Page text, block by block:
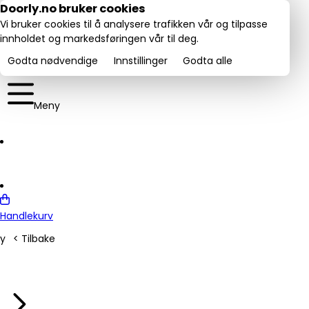
Utmerket:
4.6/5
Meny
Handlekurv
< Tilbake
Doorly.no bruker cookies
Vi bruker cookies til å analysere trafikken vår og tilpasse
innholdet og markedsføringen vår til deg.
Godta nødvendige
Innstillinger Godta alle